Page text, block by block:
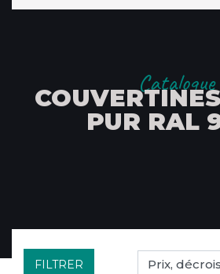
Catalogue
PUR RAL
FILTRER